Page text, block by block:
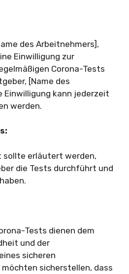
des Arbeitnehmers],
Einwilligung zur
Corona-Tests
[Name des
Einwilligung kann jederzeit
werden.
sollte erläutert werden,
die Tests durchführt und
Tests dienen dem
und der
sicheren
sicherstellen, dass